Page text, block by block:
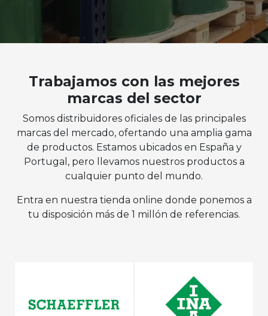
Trabajamos con las mejores
marcas del sector
Somos distribuidores oficiales de las principales
marcas del mercado, ofertando una amplia gama
de productos. Estamos ubicados en España y
Portugal, pero llevamos nuestros productos a
cualquier punto del mundo.
Entra en nuestra tienda online donde ponemos a
tu disposición más de 1 millón de referencias.